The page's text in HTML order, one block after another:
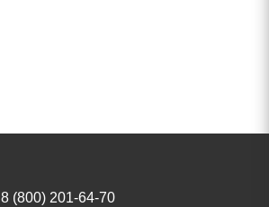
8 (800) 201-64-70